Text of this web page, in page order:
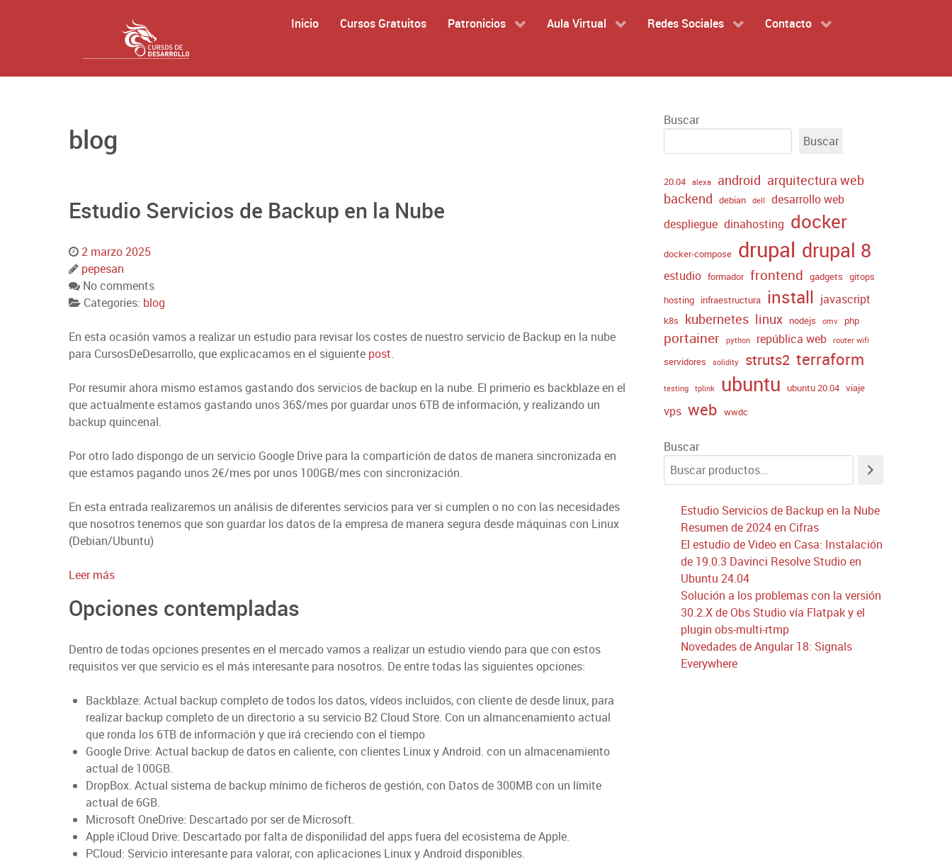
Inicio Cursos Gratuitos Patronicios Aula Virtual Redes Sociales Contacto
blog
Estudio Servicios de Backup en la Nube
2 marzo 2025
pepesan
No comments
Categories: blog
En esta ocasión vamos a realizar un estudio para revisar los costes de nuestro servicio de Backup en la nube
para CursosDeDesarrollo, que explicacamos en el siguiente post.
Por resumir ahora mismo estamos gastando dos servicios de backup en la nube. El primerio es backblaze en el
que actualmente estamos gastando unos 36$/mes por guardar unos 6TB de información, y realizando un
backup quincenal.
Por otro lado dispongo de un servicio Google Drive para la compartición de datos de manera sincronizada en
que estamos pagando unos 2€/mes por unos 100GB/mes con sincronización.
En esta entrada realizaremos un análisis de diferentes servicios para ver si cumplen o no con las necesidades
que nosotros tenemos que son guardar los datos de la empresa de manera segura desde máquinas con Linux
(Debian/Ubuntu)
Leer más:
Servicios
Backup
Nube
Opciones contempladas
Dentro de todas opciones presentes en el mercado vamos a realizar un estudio viendo para que con estos
requisitos ver que servicio es el más interesante para nosotros. De entre todas las siguientes opciones:
Backblaze: Actual backup completo de todos los datos, vídeos incluidos, con cliente de desde linux, para
realizar backup completo de un directorio a su servicio B2 Cloud Store. Con un almancenamiento actual
que ronda los 6TB de información y que irá creciendo con el tiempo
Google Drive: Actual backup de datos en caliente, con clientes Linux y Android. con un almacenamiento
actual de 100GB.
DropBox. Actual sistema de backup mínimo de ficheros de gestión, con Datos de 300MB con un límite
actual de 6GB.
Microsoft OneDrive: Descartado por ser de Microsoft.
Apple iCloud Drive: Descartado por falta de disponilidad del apps fuera del ecosistema de Apple.
PCloud: Servicio interesante para valorar, con aplicaciones Linux y Android disponibles.
Buscar
Buscar
20.04 alexa android arquitectura web
backend debian dell
desarrollo web
despliegue dinahosting docker
docker-compose drupal drupal 8
estudio formador frontend gadgets gitops
hosting infraestructura install javascript
k8s kubernetes linux nodejs omv php
portainer python república web router wifi
servidores solidity struts2 terraform
testing tplink ubuntu ubuntu 20.04 viaje
vps web wwdc
Buscar
Estudio Servicios de Backup en la Nube
Resumen de 2024 en Cifras
El estudio de Video en Casa: Instalación
de 19.0.3 Davinci Resolve Studio en
Ubuntu 24.04
Solución a los problemas con la versión
30.2.X de Obs Studio vía Flatpak y el
plugin obs-multi-rtmp
Novedades de Angular 18: Signals
Everywhere